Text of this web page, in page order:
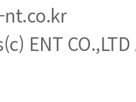
nt.co.kr
ENT